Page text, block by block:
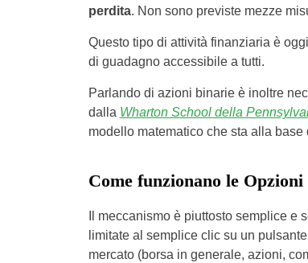
perdita. Non sono previste mezze
Questo tipo di attività finanziaria è
di guadagno accessibile a tutti.
Parlando di azioni binarie è inoltre
dalla Wharton School della
modello matematico che sta alla
Come funzionano le
Il meccanismo è piuttosto semplice
limitate al semplice clic su un
mercato (borsa in generale, azioni,